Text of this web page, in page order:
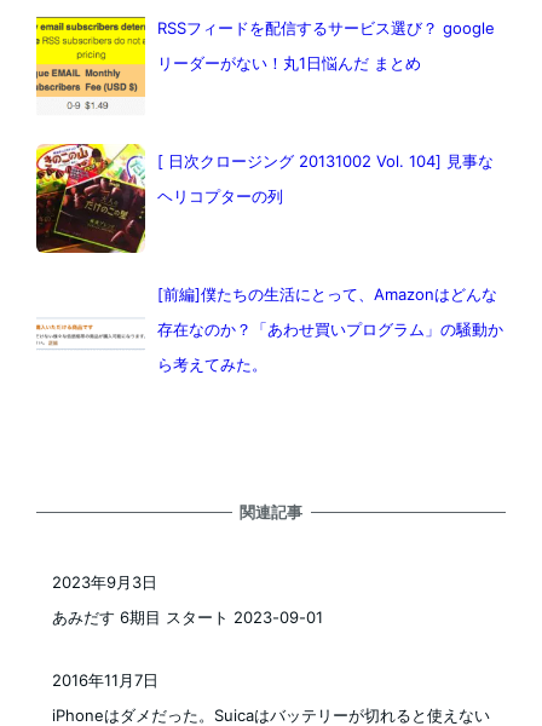
RSSフィードを配信するサービス選び？ google
リーダーがない！丸1日悩んだ まとめ
[ 日次クロージング 20131002 Vol. 104] 見事な
ヘリコプターの列
[前編]僕たちの生活にとって、Amazonはどんな
存在なのか？「あわせ買いプログラム」の騒動か
ら考えてみた。
関連記事
あみだす 6期目 スタート 2023-09-01
2023年9月3日
iPhoneはダメだった。Suicaはバッテリーが切れると使えない
2016年11月7日